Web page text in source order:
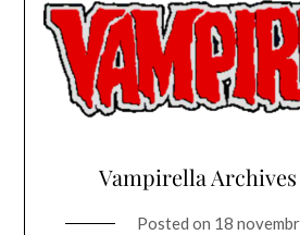
Vampirella Archives
Posted on 18